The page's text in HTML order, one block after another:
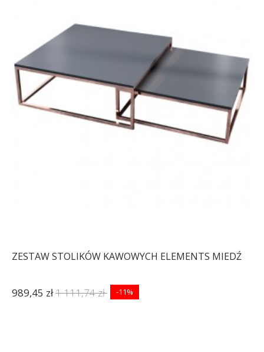
ZESTAW STOLIKÓW KAWOWYCH ELEMENTS MIEDŹ
989,45 zł1 111,74 zł -11%